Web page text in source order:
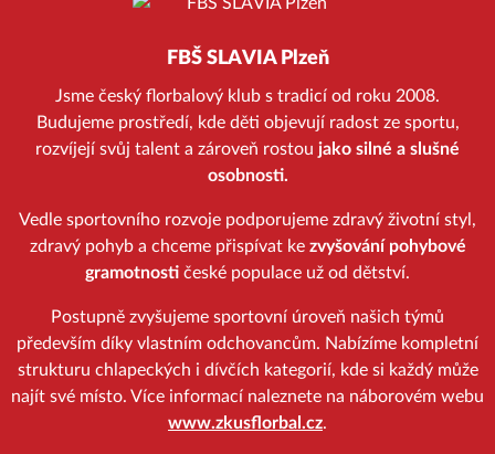
FBŠ SLAVIA Plzeň
Jsme český florbalový klub s tradicí od roku 2008.
Budujeme prostředí, kde děti objevují radost ze sportu,
rozvíjejí svůj talent a zároveň rostou jako silné a slušné
osobnosti.
Vedle sportovního rozvoje podporujeme zdravý životní styl,
zdravý pohyb a chceme přispívat kezvyšování pohybové
gramotnosti české populace už od dětství.
Postupně zvyšujeme sportovní úroveň našich týmů
především díky vlastním odchovancům. Nabízíme kompletní
strukturu chlapeckých i dívčích kategorií, kde si každý může
najít své místo. Více informací naleznete na náborovém webu
www.zkusflorbal.cz.